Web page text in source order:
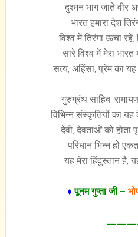
दुश्मन भाग जाते वीर
भारत हमारा देश
विश्व में तिरंगा ऊंचा रहें,
सारे विश्व में मेरा
सत्य, अहिंसा, प्रेम का यह
गुरुग्रंथ साहिब,
विभिन्न संस्कृतियों का यह
देवी, देवताओं को होता
परिधान भिन्न हो
यह मेरा हिंदुस्तान है,
♦पूनम गुप्ता जी –